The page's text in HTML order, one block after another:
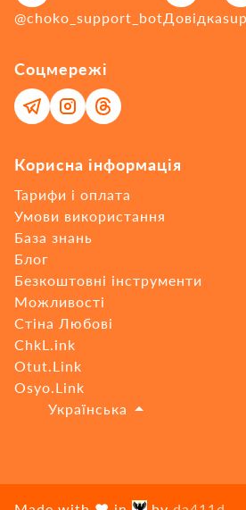
@choko_support_botДовідка
Соцмережі
Корисна інформація
Тарифи і оплата
Умови використання
База знань
Блог
Безкоштовні інструменти
Можливості
Стіна Любові
ChkL.ink
Otut.Link
Osyo.Link
Українська